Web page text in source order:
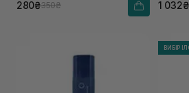
280₴350₴ 1 032₴
ВИБІР